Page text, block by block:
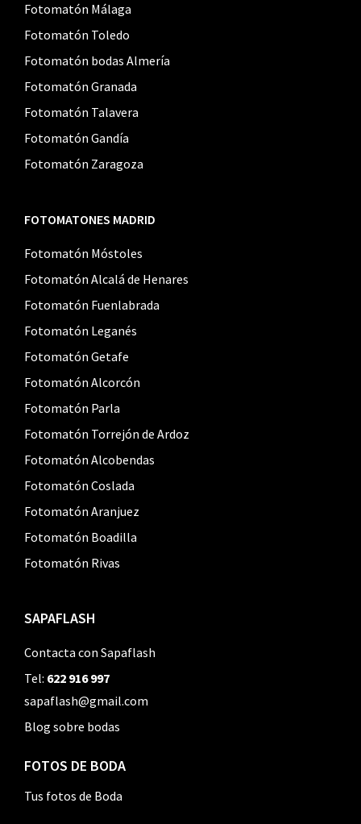
Fotomatón Málaga
Fotomatón Toledo
Fotomatón bodas Almería
Fotomatón Granada
Fotomatón Talavera
Fotomatón Gandía
Fotomatón Zaragoza
FOTOMATONES MADRID
Fotomatón Móstoles
Fotomatón Alcalá de Henares
Fotomatón Fuenlabrada
Fotomatón Leganés
Fotomatón Getafe
Fotomatón Alcorcón
Fotomatón Parla
Fotomatón Torrejón de Ardoz
Fotomatón Alcobendas
Fotomatón Coslada
Fotomatón Aranjuez
Fotomatón Boadilla
Fotomatón Rivas
SAPAFLASH
Contacta con Sapaflash
Tel: 622 916 997
sapaflash@gmail.com
Blog sobre bodas
FOTOS DE BODA
Tus fotos de Boda